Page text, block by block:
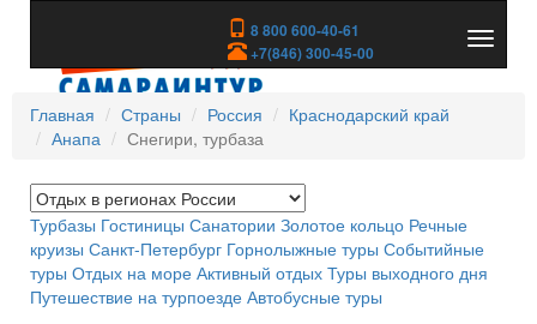
8 800 600-40-61
+7(846) 300-45-00
скрыть
Главная
Страны Россия
Краснодарский край
Анапа
Снегири, турбаза
Турбазы Гостиницы Санатории Золотое кольцо Речные
круизы Санкт-Петербург Горнолыжные туры Событийные
туры Отдых на море Активный отдых Туры выходного дня
Путешествие на турпоезде Автобусные туры